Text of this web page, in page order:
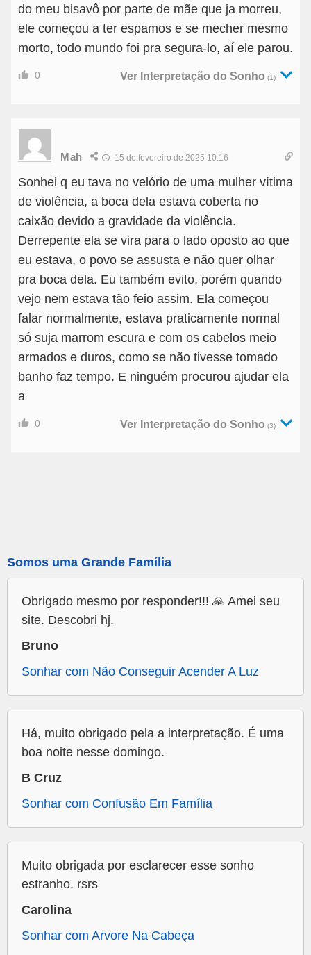
do meu bisavô por parte de mãe que ja morreu,
ele começou a ter espamos e se mecher mesmo
morto, todo mundo foi pra segura-lo, aí ele parou.
0 Ver Interpretação do Sonho (1)
Mah 15 de fevereiro de 2025 10:16
Sonhei q eu tava no velório de uma mulher vítima
de violência, a boca dela estava coberta no
caixão devido a gravidade da violência.
Derrepente ela se vira para o lado oposto ao que
eu estava, o povo se assusta e não quer olhar
pra boca dela. Eu também evito, porém quando
vejo nem estava tão feio assim. Ela começou
falar normalmente, estava praticamente normal
só suja marrom escura e com os cabelos meio
armados e duros, como se não tivesse tomado
banho faz tempo. E ninguém procurou ajudar ela
a
0 Ver Interpretação do Sonho (3)
Somos uma Grande Família
Obrigado mesmo por responder!!! 🙏 Amei seu
site. Descobri hj.
Bruno
Sonhar com Não Conseguir Acender A Luz
Há, muito obrigado pela a interpretação. É uma
boa noite nesse domingo.
B Cruz
Sonhar com Confusão Em Família
Muito obrigada por esclarecer esse sonho
estranho. rsrs
Carolina
Sonhar com Arvore Na Cabeça